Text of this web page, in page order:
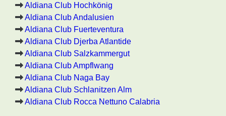
Aldiana Club Hochkönig
Aldiana Club Andalusien
Aldiana Club Fuerteventura
Aldiana Club Djerba Atlantide
Aldiana Club Salzkammergut
Aldiana Club Ampflwang
Aldiana Club Naga Bay
Aldiana Club Schlanitzen Alm
Aldiana Club Rocca Nettuno Calabria